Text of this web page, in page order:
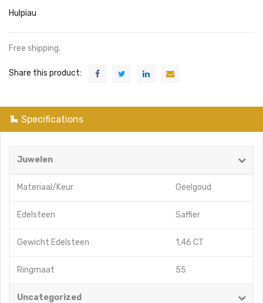
Hulpiau
Free shipping.
Share this product:
Specifications
Juwelen
Materiaal/Keur Geelgoud
Edelsteen Saffier
Gewicht Edelsteen 1,46 CT
Ringmaat 55
Uncategorized